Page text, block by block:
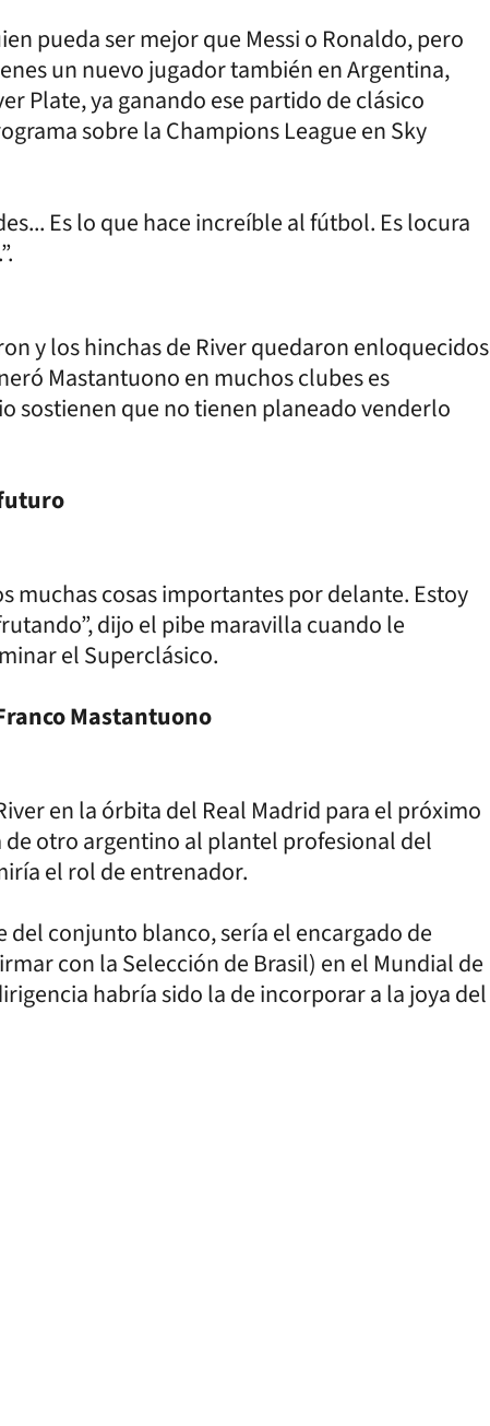
pueda ser mejor que Messi o Ronaldo, pero
un nuevo jugador también en Argentina,
Plate, ya ganando ese partido de clásico
sobre la Champions League en Sky
Es lo que hace increíble al fútbol. Es locura
y los hinchas de River quedaron enloquecidos
Mastantuono en muchos clubes es
sostienen que no tienen planeado venderlo
muchas cosas importantes por delante. Estoy
dijo el pibe maravilla cuando le
el Superclásico.
Mastantuono
en la órbita del Real Madrid para el próximo
otro argentino al plantel profesional del
el rol de entrenador.
del conjunto blanco, sería el encargado de
con la Selección de Brasil) en el Mundial de
habría sido la de incorporar a la joya del